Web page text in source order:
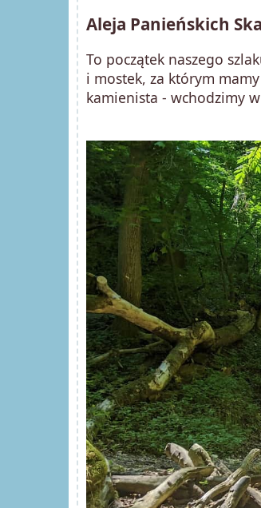
Aleja Panieńskich
To początek naszego
i mostek, za którym
kamienista - wchodzimy